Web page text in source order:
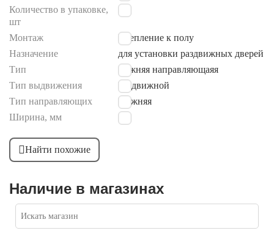
Количество в упаковке,
шт
1
Монтаж
Крепление к полу
Назначение
для установки раздвижных дверей
Тип
нижняя направляющаяя
Тип выдвижения
Раздвижной
Тип направляющих
Нижняя
Ширина, мм
30
Найти похожие
Наличие в магазинах